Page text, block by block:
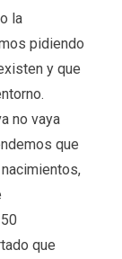
la
pidiendo
y que
no vaya
que
que